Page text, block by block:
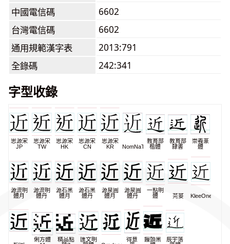
中國電信碼
6602
台灣電信碼
6602
通用規範漢字表
2013:791
全錄碼
242:341
字型收錄
思源宋
JP
思源宋
TW
思源宋
HK
思源宋
CN
思源宋
KR
NomNaTong
教育部
楷體
教育部
隸書
崇羲篆
體
源流明
體月
源流明
體丹
源石黑
體月
源石黑
體丹
源泉圓
體月
源泉圓
體丹
一點明
體
芫荽 KleeOne
俐方體
精品點
匯文明
得意
饅頭黑
辰宇落